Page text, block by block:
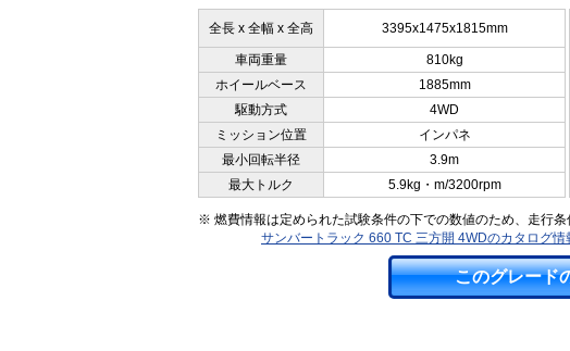
全長 x 全幅 x 全高 3395x1475x1815mm
車両重量 810kg
ホイールベース
1885mm
駆動方式
4WD
ミッション位置
インパネ
最小回転半径
3.9m
最大トルク
5.9kg・m/3200rpm
※ 燃費情報は定められた試験条件の下での数値のため、走行条
サンバートラック 660 TC 三方開 4WDのカタログ情
このグレード